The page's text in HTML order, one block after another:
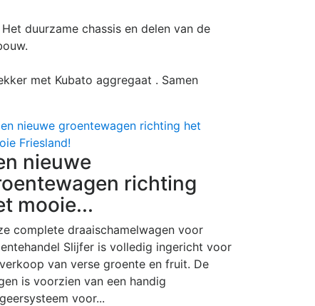
duurzame chassis en delen van de
met Kubato aggregaat . Samen
nieuwe
richting
mooie...
complete draaischamelwagen voor
Slijfer is volledig ingericht voor
van verse groente en fruit. De
is voorzien van een handig
voor...